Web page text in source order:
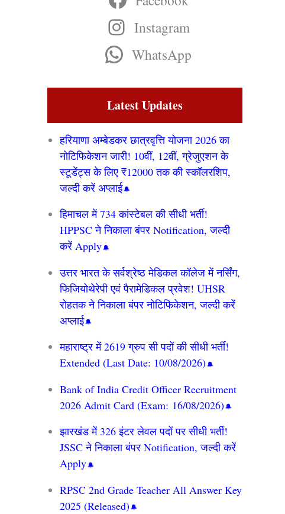
Instagram
WhatsApp
Latest Updates
हरियाणा अम्बेडकर छात्रवृत्ति योजना 2026 का
नोटिफिकेशन जारी! 10वीं, 12वीं, ग्रेजुएशन के
स्टूडेंट्स के लिए ₹12000 तक की स्कॉलरशिप,
जल्दी करें अप्लाई
हिमाचल में 734 कांस्टेबल की सीधी भर्ती!
HPPSC ने निकाला बंपर Notification, जल्दी
करें Apply
उत्तर भारत के सर्वश्रेष्ठ मेडिकल कॉलेज में नर्सिंग,
फिजियोथेरेपी एवं पैरामेडिकल प्रवेश! UHSR
रोहतक ने निकाला बंपर नोटिफिकेशन, जल्दी करें
अप्लाई
महाराष्ट्र में 2619 ग्रुप सी पदों की सीधी भर्ती!
Extended (Last Date: 10/08/2026)
Bank of India Credit Officer Recruitment
2026 Admit Card (Exam: 16/08/2026)
झारखंड में 326 इंटर लेवल पदों पर सीधी भर्ती!
JSSC ने निकाला बंपर Notification, जल्दी करें
Apply
RPSC 2nd Grade Teacher All Answer Key
2025 (Released)